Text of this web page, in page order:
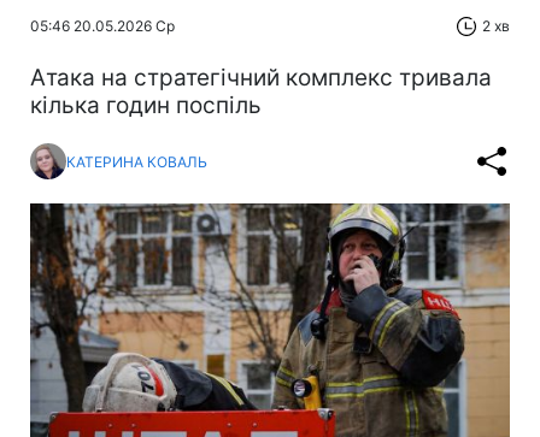
05:46 20.05.2026 Ср 2 хв
Атака на стратегічний комплекс тривала
кілька годин поспіль
КАТЕРИНА КОВАЛЬ